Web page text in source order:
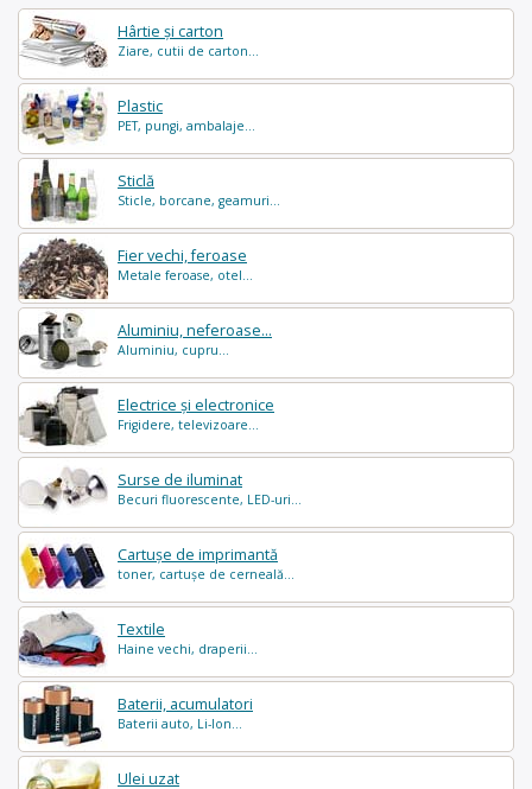
Hârtie și carton
Ziare, cutii de carton...
Plastic
PET, pungi, ambalaje...
Sticlă
Sticle, borcane, geamuri...
Fier vechi, feroase
Metale feroase, otel...
Aluminiu, neferoase...
Aluminiu, cupru...
Electrice și electronice
Frigidere, televizoare...
Surse de iluminat
Becuri fluorescente, LED-uri...
Cartușe de imprimantă
toner, cartușe de cerneală...
Textile
Haine vechi, draperii...
Baterii, acumulatori
Baterii auto, Li-Ion...
Ulei uzat